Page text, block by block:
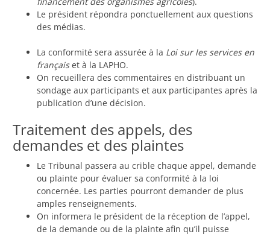
Le président répondra ponctuellement aux questions
des médias.
La conformité sera assurée à la Loi sur les services en
françaiset à la LAPHO.
On recueillera des commentaires en distribuant un
sondage aux participants et aux participantes après la
publication d’une décision.
Traitement des appels, des
demandes et des plaintes
Le Tribunal passera au crible chaque appel, demande
ou plainte pour évaluer sa conformité à la loi
concernée. Les parties pourront demander de plus
amples renseignements.
On informera le président de la réception de l’appel,
de la demande ou de la plainte afin qu’il puisse